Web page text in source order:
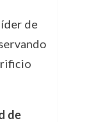
de
de